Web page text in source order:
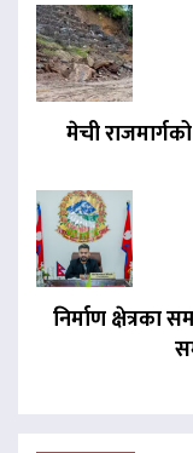
मेची
निर्माण क्षेत्रका